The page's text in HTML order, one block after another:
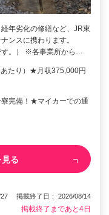
年劣化の修繕など、JR東
ンスに携わります。
す。） ※各事業所から…
たり）★月収375,000円
完備！★マイカーでの通
る
27 掲載終了日： 2026/08/14
掲載終了まであと4日